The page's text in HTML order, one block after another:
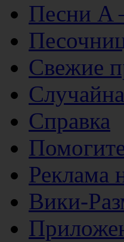
Песни
Свежие
Справка
Реклама
Вики-